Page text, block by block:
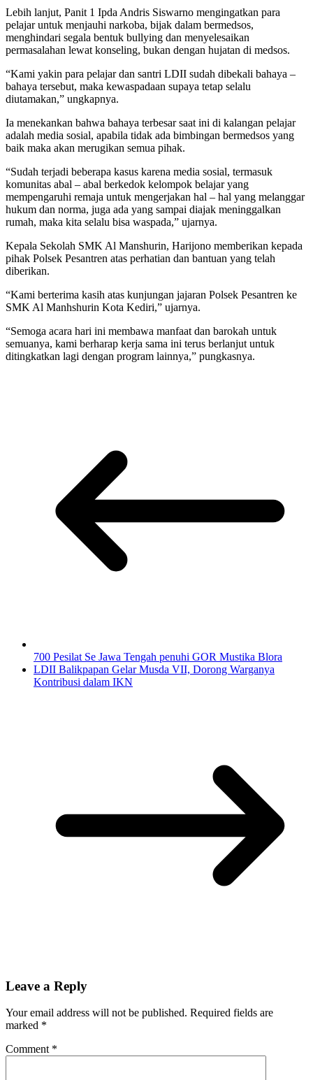
Lebih lanjut, Panit 1 Ipda Andris Siswarno mengingatkan para
pelajar untuk menjauhi narkoba, bijak dalam bermedsos,
menghindari segala bentuk bullying dan menyelesaikan
permasalahan lewat konseling, bukan dengan hujatan di medsos.
“Kami yakin para pelajar dan santri LDII sudah dibekali bahaya –
bahaya tersebut, maka kewaspadaan supaya tetap selalu
diutamakan,” ungkapnya.
Ia menekankan bahwa bahaya terbesar saat ini di kalangan pelajar
adalah media sosial, apabila tidak ada bimbingan bermedsos yang
baik maka akan merugikan semua pihak.
“Sudah terjadi beberapa kasus karena media sosial, termasuk
komunitas abal – abal berkedok kelompok belajar yang
mempengaruhi remaja untuk mengerjakan hal – hal yang melanggar
hukum dan norma, juga ada yang sampai diajak meninggalkan
rumah, maka kita selalu bisa waspada,” ujarnya.
Kepala Sekolah SMK Al Manshurin, Harijono memberikan kepada
pihak Polsek Pesantren atas perhatian dan bantuan yang telah
diberikan.
“Kami berterima kasih atas kunjungan jajaran Polsek Pesantren ke
SMK Al Manhshurin Kota Kediri,” ujarnya.
“Semoga acara hari ini membawa manfaat dan barokah untuk
semuanya, kami berharap kerja sama ini terus berlanjut untuk
ditingkatkan lagi dengan program lainnya,” pungkasnya.
700 Pesilat Se Jawa Tengah penuhi GOR Mustika Blora
LDII Balikpapan Gelar Musda VII, Dorong Warganya
Kontribusi dalam IKN
Leave a Reply
Your email address will not be published. Required fields are
marked *
Comment *